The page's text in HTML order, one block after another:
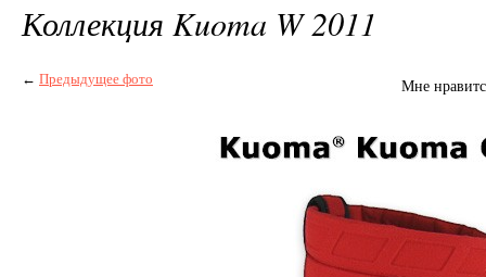
Коллекция Kuoma W 2011
← Предыдущее фото Мне